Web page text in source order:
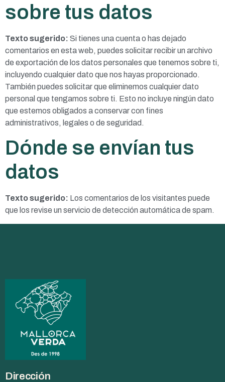
sobre tus datos
Texto sugerido: Si tienes una cuenta o has dejado
comentarios en esta web, puedes solicitar recibir un archivo
de exportación de los datos personales que tenemos sobre ti,
incluyendo cualquier dato que nos hayas proporcionado.
También puedes solicitar que eliminemos cualquier dato
personal que tengamos sobre ti. Esto no incluye ningún dato
que estemos obligados a conservar con fines
administrativos, legales o de seguridad.
Dónde se envían tus
datos
Texto sugerido: Los comentarios de los visitantes puede
que los revise un servicio de detección automática de spam.
Dirección